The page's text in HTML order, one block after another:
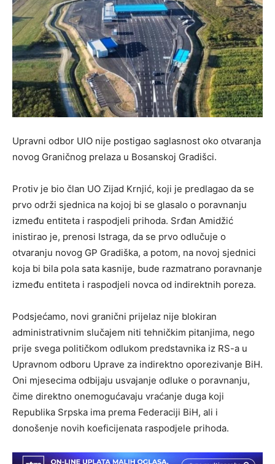
Upravni odbor UIO nije postigao saglasnost oko otvaranja
novog Graničnog prelaza u Bosanskoj Gradišci.
Protiv je bio član UO Zijad Krnjić, koji je predlagao da se
prvo održi sjednica na kojoj bi se glasalo o poravnanju
između entiteta i raspodjeli prihoda. Srđan Amidžić
inistirao je, prenosi Istraga, da se prvo odlučuje o
otvaranju novog GP Gradiška, a potom, na novoj sjednici
koja bi bila pola sata kasnije, bude razmatrano poravnanje
između entiteta i raspodjeli novca od indirektnih poreza.
Podsjećamo, novi granični prijelaz nije blokiran
administrativnim slučajem niti tehničkim pitanjima, nego
prije svega političkom odlukom predstavnika iz RS-a u
Upravnom odboru Uprave za indirektno oporezivanje BiH.
Oni mjesecima odbijaju usvajanje odluke o poravnanju,
čime direktno onemogućavaju vraćanje duga koji
Republika Srpska ima prema Federaciji BiH, ali i
donošenje novih koeficijenata raspodjele prihoda.